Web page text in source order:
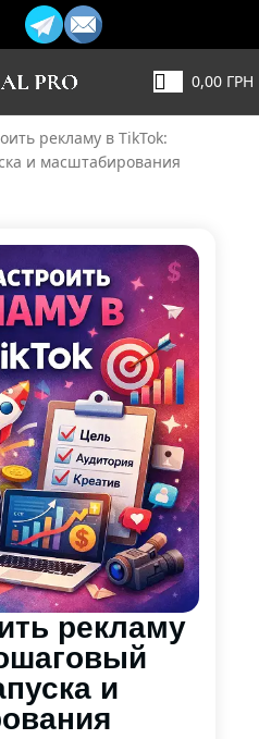
0,00 ГРН
рекламу в TikTok:
и масштабирования
рекламу
и